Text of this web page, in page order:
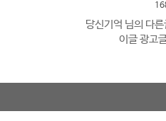
당신기억 님의 다른
이글 광고